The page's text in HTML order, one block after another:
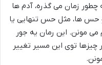
چطور زمان می گذره، آدم ها
حس ها، مثل حس تنهایی یا
می مونن. این رمان یه جور
چیزها توی این مسیر تغییر